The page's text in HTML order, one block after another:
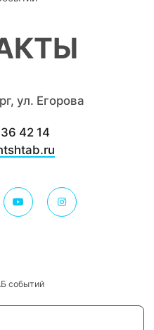
ул. Егорова
42 14
событий